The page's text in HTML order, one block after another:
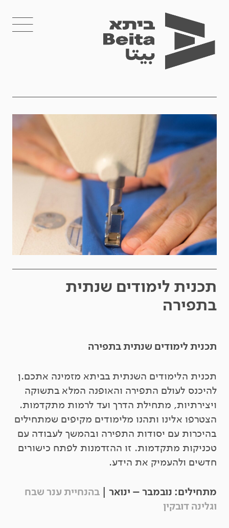
תכנית לימודים שנתית
בתפירה
תכנית לימודים שנתית בתפירה
תכנית הלימודים השנתית בביתא מזמינה אתכם.ן
להיכנס לעולם התפירה והאופנה המלא בתשוקה
ויצירתיות, מתחילת הדרך ועד לרמות מתקדמות.
הצטרפו אלינו ותהנו מלימודים מקיפים שמתחילים
בהיכרות עם יסודות התפירה ובהמשך לעבודה עם
טכניקות מתקדמות. זו ההזדמנות לפתח כישורים
חדשים ולהעמיק את הידע.
מתחילים: נובמבר – ינואר | בהנחיית ענר שבח
וגלינה דובקין